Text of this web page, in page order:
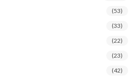
(53)
(33)
(22)
(23)
(42)